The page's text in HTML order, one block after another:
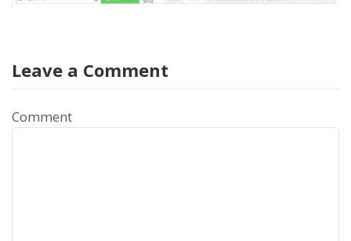
Leave a Comment
Comment